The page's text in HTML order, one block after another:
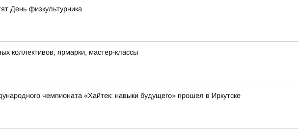
День физкультурника
коллективов, ярмарки, мастер-классы
чемпионата «Хайтек: навыки будущего» прошел в Иркутске